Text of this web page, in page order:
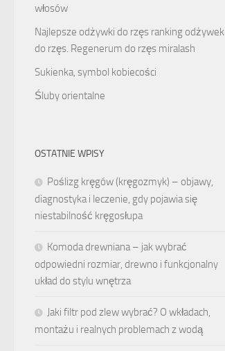
włosów
Najlepsze odżywki do rzęs ranking odżywek
do rzęs. Regenerum do rzęs miralash
Sukienka, symbol kobiecości
Śluby orientalne
OSTATNIE WPISY
Poślizg kręgów (kręgozmyk) – objawy,
diagnostyka i leczenie, gdy pojawia się
niestabilność kręgosłupa
Komoda drewniana – jak wybrać
odpowiedni rozmiar, drewno i funkcjonalny
układ do stylu wnętrza
Jaki filtr pod zlew wybrać? O wkładach,
montażu i realnych problemach z wodą